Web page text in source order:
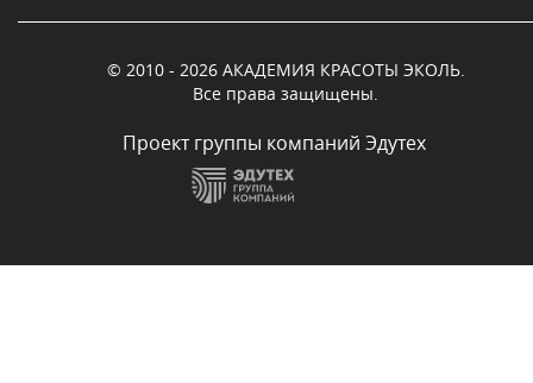
© 2010 - 2026 АКАДЕМИЯ КРАСОТЫ ЭКОЛЬ.
Все права защищены.
Проект группы компаний Эдутех